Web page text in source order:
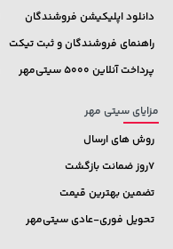
دانلود اپلیکیشن فروشندگان
راهنمای فروشندگان و ثبت تیکت
پرداخت آنلاین 5000 سیتی‌مهر
مزایای سیتی مهر
روش های ارسال
7روز ضمانت بازگشت
تضمین بهترین قیمت
تحویل فوری-عادی سیتی‌مهر